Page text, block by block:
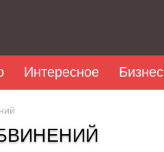
Интересное Бизнес